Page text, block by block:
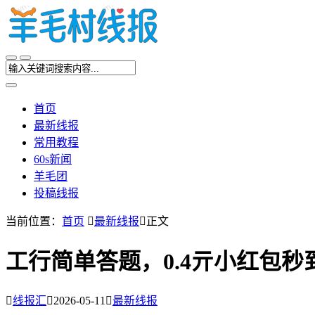
首页
最新线报
常用教程
60s新闻
羊毛团
投稿线报
当前位置： 首页 最新线报正文
工行简单答题，0.4亓小红包秒
线报汇2026-05-11 最新线报